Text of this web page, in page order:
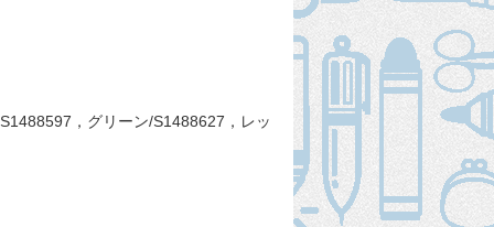
，グリーン/S1488627，レッ